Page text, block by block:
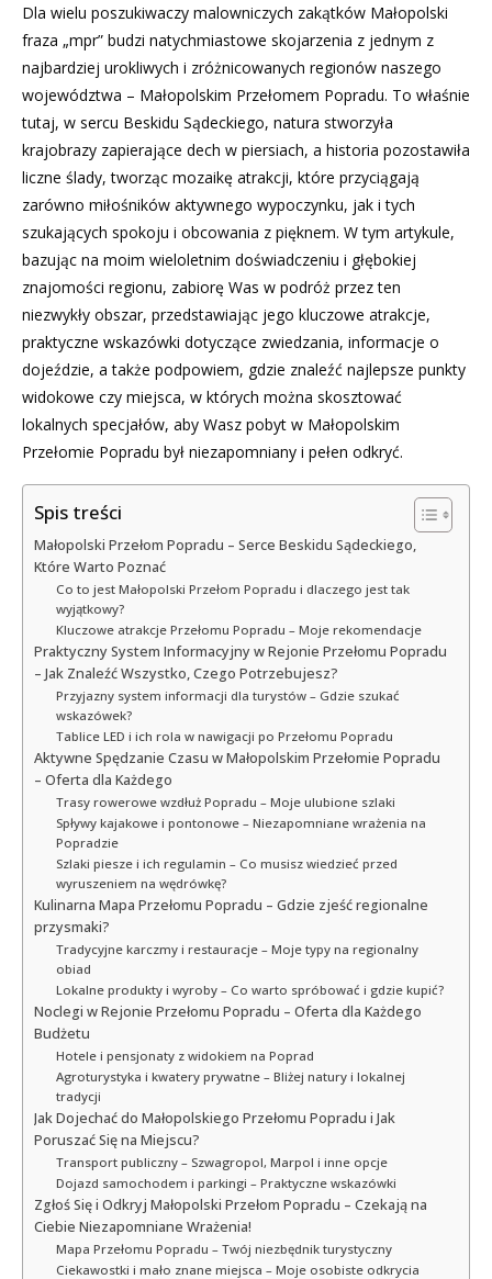
Dla wielu poszukiwaczy malowniczych zakątków Małopolski
fraza „mpr” budzi natychmiastowe skojarzenia z jednym z
najbardziej urokliwych i zróżnicowanych regionów naszego
województwa – Małopolskim Przełomem Popradu. To właśnie
tutaj, w sercu Beskidu Sądeckiego, natura stworzyła
krajobrazy zapierające dech w piersiach, a historia pozostawiła
liczne ślady, tworząc mozaikę atrakcji, które przyciągają
zarówno miłośników aktywnego wypoczynku, jak i tych
szukających spokoju i obcowania z pięknem. W tym artykule,
bazując na moim wieloletnim doświadczeniu i głębokiej
znajomości regionu, zabiorę Was w podróż przez ten
niezwykły obszar, przedstawiając jego kluczowe atrakcje,
praktyczne wskazówki dotyczące zwiedzania, informacje o
dojeździe, a także podpowiem, gdzie znaleźć najlepsze punkty
widokowe czy miejsca, w których można skosztować
lokalnych specjałów, aby Wasz pobyt w Małopolskim
Przełomie Popradu był niezapomniany i pełen odkryć.
Spis treści
Małopolski Przełom Popradu – Serce Beskidu Sądeckiego,
Które Warto Poznać
Co to jest Małopolski Przełom Popradu i dlaczego jest tak
wyjątkowy?
Kluczowe atrakcje Przełomu Popradu – Moje rekomendacje
Praktyczny System Informacyjny w Rejonie Przełomu Popradu
– Jak Znaleźć Wszystko, Czego Potrzebujesz?
Przyjazny system informacji dla turystów – Gdzie szukać
wskazówek?
Tablice LED i ich rola w nawigacji po Przełomu Popradu
Aktywne Spędzanie Czasu w Małopolskim Przełomie Popradu
– Oferta dla Każdego
Trasy rowerowe wzdłuż Popradu – Moje ulubione szlaki
Spływy kajakowe i pontonowe – Niezapomniane wrażenia na
Popradzie
Szlaki piesze i ich regulamin – Co musisz wiedzieć przed
wyruszeniem na wędrówkę?
Kulinarna Mapa Przełomu Popradu – Gdzie zjeść regionalne
przysmaki?
Tradycyjne karczmy i restauracje – Moje typy na regionalny
obiad
Lokalne produkty i wyroby – Co warto spróbować i gdzie kupić?
Noclegi w Rejonie Przełomu Popradu – Oferta dla Każdego
Budżetu
Hotele i pensjonaty z widokiem na Poprad
Agroturystyka i kwatery prywatne – Bliżej natury i lokalnej
tradycji
Jak Dojechać do Małopolskiego Przełomu Popradu i Jak
Poruszać Się na Miejscu?
Transport publiczny – Szwagropol, Marpol i inne opcje
Dojazd samochodem i parkingi – Praktyczne wskazówki
Zgłoś Się i Odkryj Małopolski Przełom Popradu – Czekają na
Ciebie Niezapomniane Wrażenia!
Mapa Przełomu Popradu – Twój niezbędnik turystyczny
Ciekawostki i mało znane miejsca – Moje osobiste odkrycia